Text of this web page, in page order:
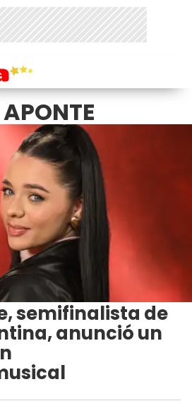
semifinalista de
anunció un